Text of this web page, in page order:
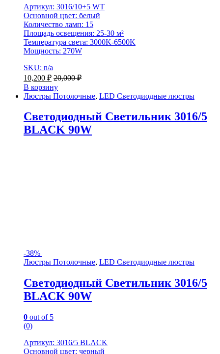
Артикул: 3016/10+5 WT
Основной цвет: белый
Количество ламп: 15
Площадь освещения: 25-30 м²
Температура света: 3000K-6500K
Мощность: 270W
SKU: n/a
10,200 ₽ 20,000₽
В корзину
Люстры Потолочные, LED Светодиодные люстры
Светодиодный Светильник 3016/5
BLACK 90W
-38%
Люстры Потолочные, LED Светодиодные люстры
Светодиодный Светильник 3016/5
BLACK 90W
0 out of 5
(0)
Артикул: 3016/5 BLACK
Основной цвет: черный